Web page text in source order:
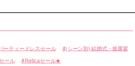
ーティードレスセール (シーン別) 結婚式・披露宴
ール Reticaセール★